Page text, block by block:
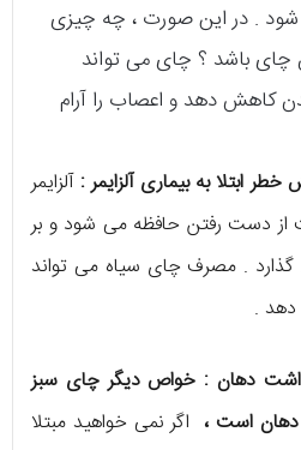
. در این صورت ، چه چیزی
چای باشد ؟ چای می تواند
کاهش دهد و اعصاب را آرام
ابتلا به بیماری آلزایمر : آلزایمر
از دست رفتن حافظه می شود و بر
گذارد . مصرف چای سیاه می تواند
.
دهان : خواص دیگر چای سبز
دهان است ، اگر نمی خواهید مبتلا